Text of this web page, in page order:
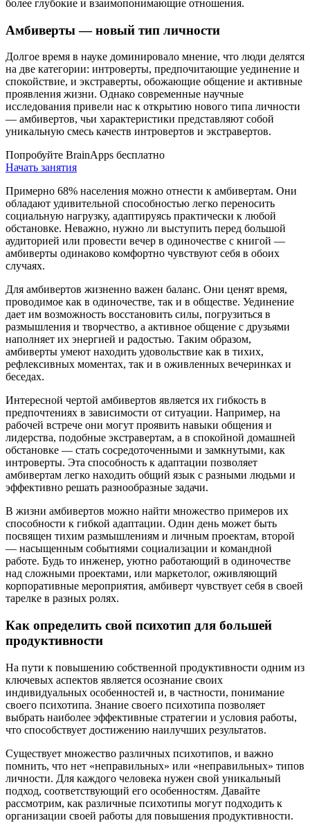
более глубокие и взаимопонимающие отношения.
Амбиверты — новый тип личности
Долгое время в науке доминировало мнение, что люди делятся
на две категории: интроверты, предпочитающие уединение и
спокойствие, и экстраверты, обожающие общение и активные
проявления жизни. Однако современные научные
исследования привели нас к открытию нового типа личности
— амбивертов, чьи характеристики представляют собой
уникальную смесь качеств интровертов и экстравертов.
Попробуйте BrainApps бесплатно
Начать занятия
Примерно 68% населения можно отнести к амбивертам. Они
обладают удивительной способностью легко переносить
социальную нагрузку, адаптируясь практически к любой
обстановке. Неважно, нужно ли выступить перед большой
аудиторией или провести вечер в одиночестве с книгой —
амбиверты одинаково комфортно чувствуют себя в обоих
случаях.
Для амбивертов жизненно важен баланс. Они ценят время,
проводимое как в одиночестве, так и в обществе. Уединение
дает им возможность восстановить силы, погрузиться в
размышления и творчество, а активное общение с друзьями
наполняет их энергией и радостью. Таким образом,
амбиверты умеют находить удовольствие как в тихих,
рефлексивных моментах, так и в оживленных вечеринках и
беседах.
Интересной чертой амбивертов является их гибкость в
предпочтениях в зависимости от ситуации. Например, на
рабочей встрече они могут проявить навыки общения и
лидерства, подобные экстравертам, а в спокойной домашней
обстановке — стать сосредоточенными и замкнутыми, как
интроверты. Эта способность к адаптации позволяет
амбивертам легко находить общий язык с разными людьми и
эффективно решать разнообразные задачи.
В жизни амбивертов можно найти множество примеров их
способности к гибкой адаптации. Один день может быть
посвящен тихим размышлениям и личным проектам, второй
— насыщенным событиями социализации и командной
работе. Будь то инженер, уютно работающий в одиночестве
над сложными проектами, или маркетолог, оживляющий
корпоративные мероприятия, амбиверт чувствует себя в своей
тарелке в разных ролях.
Как определить свой психотип для большей
продуктивности
На пути к повышению собственной продуктивности одним из
ключевых аспектов является осознание своих
индивидуальных особенностей и, в частности, понимание
своего психотипа. Знание своего психотипа позволяет
выбрать наиболее эффективные стратегии и условия работы,
что способствует достижению наилучших результатов.
Существует множество различных психотипов, и важно
помнить, что нет «неправильных» или «неправильных» типов
личности. Для каждого человека нужен свой уникальный
подход, соответствующий его особенностям. Давайте
рассмотрим, как различные психотипы могут подходить к
организации своей работы для повышения продуктивности.